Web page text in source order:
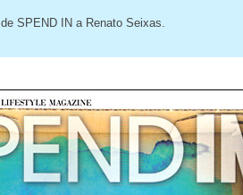
de SPEND IN a Renato Seixas.